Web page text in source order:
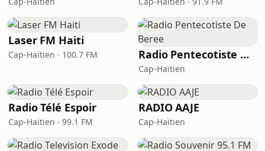
Laser FM Haiti
Cap-Haïtien · 100.7 FM Radio Pentecotiste De Beree
Cap-Haïtien
Radio Télé Espoir
Cap-Haïtien · 99.1 FM
RADIO AAJE
Cap-Haïtien